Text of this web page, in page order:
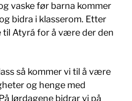
vaske før barna kommer
bidra i klasserom. Etter
Atyrá for å være der den
så kommer vi til å være
og henge med
lørdagene bidrar vi på